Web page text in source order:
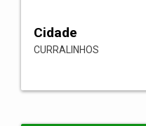
Cidade
CURRALINHOS